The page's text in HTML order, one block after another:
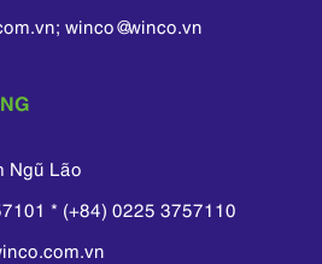
winco@winco.vn
Ngũ Lão
* (+84) 0225 3757110